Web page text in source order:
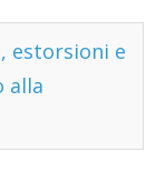
estorsioni e
alla